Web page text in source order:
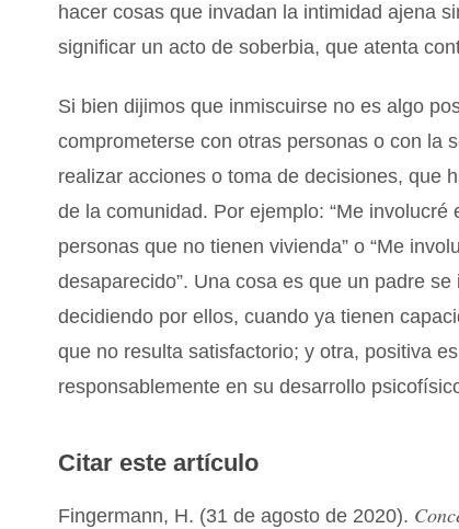
hacer cosas que invadan la intimidad ajena
significar un acto de soberbia, que atenta
Si bien dijimos que inmiscuirse no es algo
comprometerse con otras personas o con la
realizar acciones o toma de decisiones, que
de la comunidad. Por ejemplo: “Me
personas que no tienen vivienda” o “Me
desaparecido”. Una cosa es que un padre
decidiendo por ellos, cuando ya tienen
que no resulta satisfactorio; y otra, positiva
responsablemente en su desarrollo
Citar este artículo
Fingermann, H. (31 de agosto de 2020).